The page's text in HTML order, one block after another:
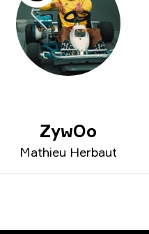
ZywOo
Mathieu Herbaut